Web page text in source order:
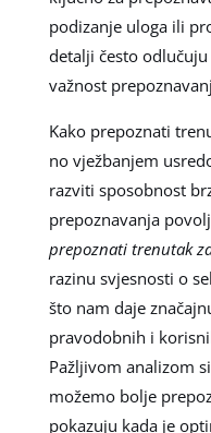
podizanje uloga ili
detalji često
važnost
Kako prepoznati
no vježbanjem
razviti sposobnost
prepoznavanja
prepoznati trenutak
razinu svjesnosti o
što nam daje
pravodobnih i
Pažljivom analizom
možemo bolje
pokazuju kada je